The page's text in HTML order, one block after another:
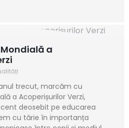
a
trecut, marcăm cu
a Acoperișurilor Verzi,
deosebit pe educarea
cu tărie în importanța